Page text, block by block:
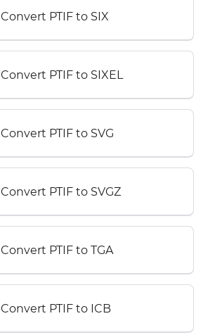
Convert PTIF to SIX
Convert PTIF to SIXEL
Convert PTIF to SVG
Convert PTIF to SVGZ
Convert PTIF to TGA
Convert PTIF to ICB